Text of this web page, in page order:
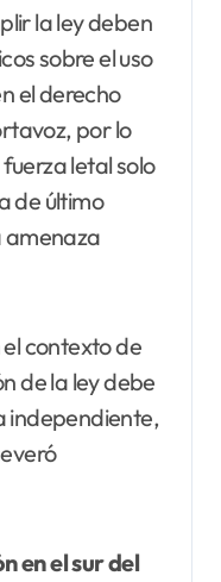
la ley deben
sobre el uso
el derecho
por lo
letal solo
de último
amenaza
contexto de
de la ley debe
independiente,
en el sur del